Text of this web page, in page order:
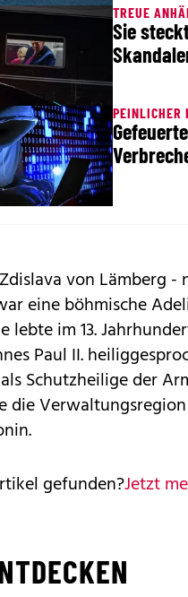
TREUE
Sie
PEINLICHER
von Lämberg -
eine böhmische
lebte im 13.
Paul II.
Schutzheilige der
die
gefunden?Jetzt